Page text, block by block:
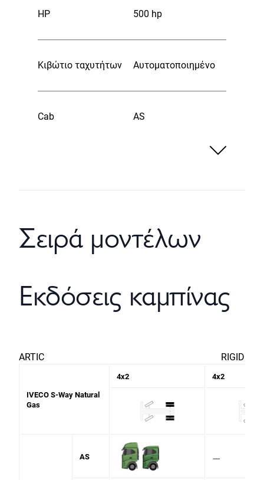
HP 500 hp
Κιβώτιο ταχυτήτων Αυτοματοποιημένο
Cab AS
Σειρά μοντέλων
Εκδόσεις καμπίνας
ARTIC RIGID
IVECO S-Way Natural
Gas
4x2 4x2
AS ⚊